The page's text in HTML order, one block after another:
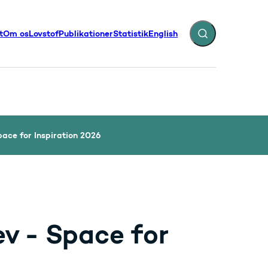
Om osLovstofPublikationerStatistikEnglish Fold søgefelt ud
- Flere links
for Inspiration 2026
- Space for